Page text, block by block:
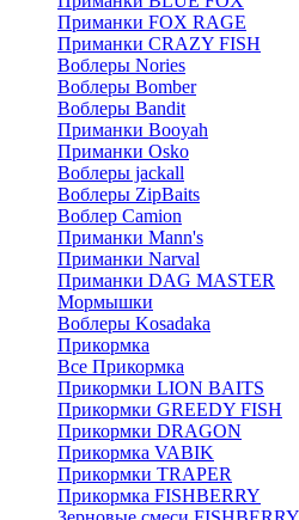
Приманки FOX RAGE
Приманки CRAZY FISH
Воблеры Nories
Воблеры Bomber
Воблеры Bandit
Приманки Booyah
Приманки Osko
Воблеры jackall
Воблеры ZipBaits
Воблер Camion
Приманки Mann's
Приманки Narval
Приманки DAG MASTER
Мормышки
Воблеры Kosadaka
Прикормка
Все Прикормка
Прикормки LION BAITS
Прикормки GREEDY FISH
Прикормки DRAGON
Прикормка VABIK
Прикормки TRAPER
Прикормка FISHBERRY